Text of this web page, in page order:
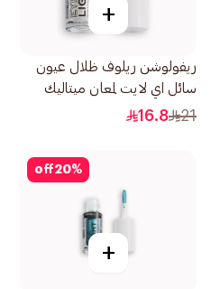
+
ريفولوشن ريلوف ظلال عيون
سائل اي لايت لمعان ميتاليك
1قطعة
21
16.8
20%
off
+